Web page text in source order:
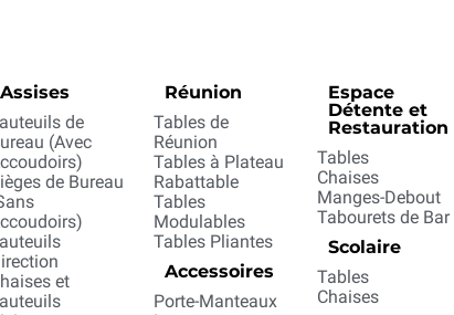
Assises
de
(Avec
de Bureau
et
Réunion
Tables de
Réunion
Tables à Plateau
Rabattable
Tables
Modulables
Tables Pliantes
Accessoires
Porte-Manteaux
Espace
Détente et
Restauration
Tables
Chaises
Manges-Debout
Tabourets de Bar
Scolaire
Tables
Chaises